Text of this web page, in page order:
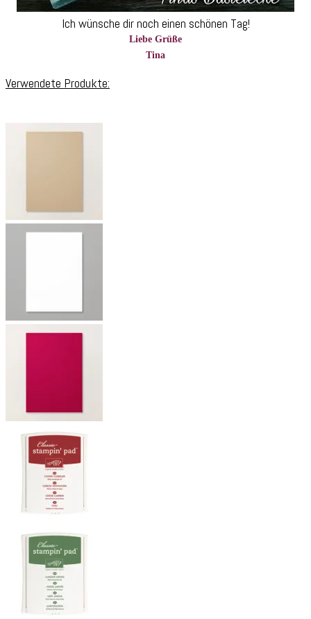
Ich wünsche dir noch einen schönen Tag!
Liebe Grüße
Tina
Verwendete Produkte: